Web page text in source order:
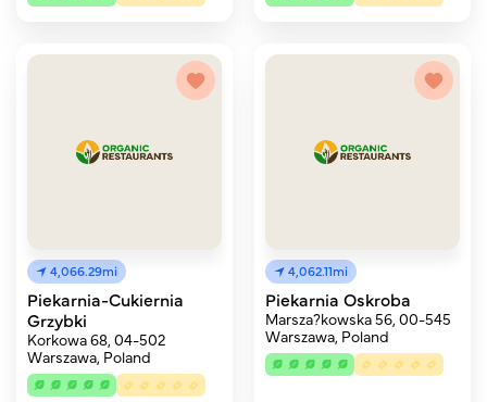
4,066.29mi
Piekarnia-Cukiernia
Grzybki
Korkowa 68, 04-502
Warszawa, Poland
4,062.11mi
Piekarnia Oskroba
Marsza?kowska 56, 00-545
Warszawa, Poland